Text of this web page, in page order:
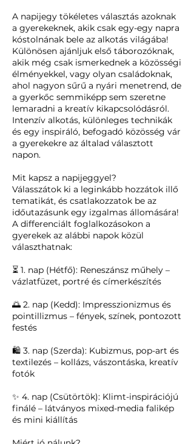
A napijegy tökéletes választás azoknak
a gyerekeknek, akik csak egy-egy napra
kóstolnának bele az alkotás világába!
Különösen ajánljuk első táborozóknak,
akik még csak ismerkednek a közösségi
élményekkel, vagy olyan családoknak,
ahol nagyon sűrű a nyári menetrend, de
a gyerkőc semmiképp sem szeretne
lemaradni a kreatív kikapcsolódásról.
Intenzív alkotás, különleges technikák
és egy inspiráló, befogadó közösség vár
a gyerekekre az általad választott
napon.
Mit kapsz a napijeggyel?
Válasszátok ki a leginkább hozzátok illő
tematikát, és csatlakozzatok be az
időutazásunk egy izgalmas állomására!
A differenciált foglalkozásokon a
gyerekek az alábbi napok közül
választhatnak:
⏳ 1. nap (Hétfő): Reneszánsz műhely –
vázlatfüzet, portré és címerkészítés
🌅 2. nap (Kedd): Impresszionizmus és
pointillizmus – fények, színek, pontozott
festés
🛍️ 3. nap (Szerda): Kubizmus, pop-art és
textilezés – kollázs, vászontáska, kreatív
fotók
✨ 4. nap (Csütörtök): Klimt-inspirációjú
finálé – látványos mixed-media falikép
és mini kiállítás